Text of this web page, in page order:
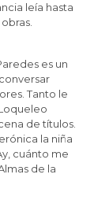
leía hasta
es un
Tanto le
de títulos.
la niña
cuánto me
de la